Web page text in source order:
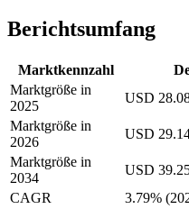
Berichtsumfang
Marktkennzahl
Marktgröße in
2025
USD
Marktgröße in
2026
USD
Marktgröße in
2034
USD
CAGR
3.79%